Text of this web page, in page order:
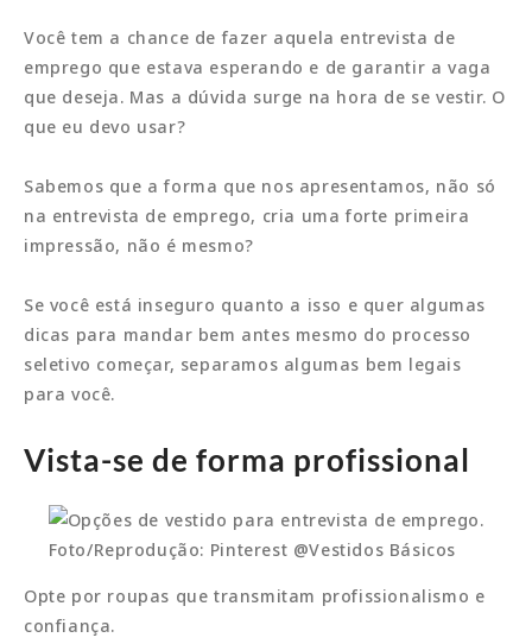
Você tem a chance de fazer aquela entrevista de
emprego que estava esperando e de garantir a vaga
que deseja. Mas a dúvida surge na hora de se vestir. O
que eu devo usar?
Sabemos que a forma que nos apresentamos, não só
na entrevista de emprego, cria uma forte primeira
impressão, não é mesmo?
Se você está inseguro quanto a isso e quer algumas
dicas para mandar bem antes mesmo do processo
seletivo começar, separamos algumas bem legais
para você.
Vista-se de forma profissional
Foto/Reprodução: Pinterest @Vestidos Básicos
Opte por roupas que transmitam profissionalismo e
confiança.